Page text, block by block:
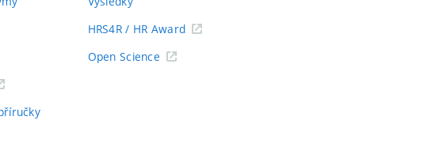
HRS4R / HR Award
Open Science